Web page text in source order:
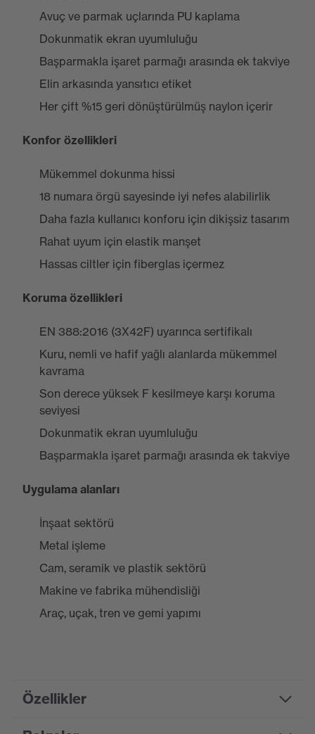
Avuç ve parmak uçlarında PU kaplama
Dokunmatik ekran uyumluluğu
Başparmakla işaret parmağı arasında ek takviye
Elin arkasında yansıtıcı etiket
Her çift %15 geri dönüştürülmüş naylon içerir
Konfor özellikleri
Mükemmel dokunma hissi
18 numara örgü sayesinde iyi nefes alabilirlik
Daha fazla kullanıcı konforu için dikişsiz tasarım
Rahat uyum için elastik manşet
Hassas ciltler için fiberglas içermez
Koruma özellikleri
EN 388:2016 (3X42F) uyarınca sertifikalı
Kuru, nemli ve hafif yağlı alanlarda mükemmel
kavrama
Son derece yüksek F kesilmeye karşı koruma
seviyesi
Dokunmatik ekran uyumluluğu
Başparmakla işaret parmağı arasında ek takviye
Uygulama alanları
İnşaat sektörü
Metal işleme
Cam, seramik ve plastik sektörü
Makine ve fabrika mühendisliği
Araç, uçak, tren ve gemi yapımı
Özellikler